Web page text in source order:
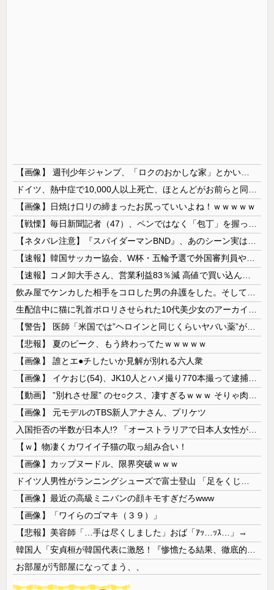
【画像】日焼け口リの締まったお尻っていいよね！ｗｗｗｗｗ
【悲報】 夏のピーク、もう終わってたｗｗｗｗｗ
【画像】 誰とエ●チしたいか見解が別れる六人衆
【画像】 元モデルのTBS新人アナさん、プリケツ
【ｗ】物凄くカワイイ子猫の取っ組み合い！
【画像】カップヌードル、限界突破ｗｗｗ
【画像】最近の高級ミニバンの顔キモすぎだろwww
【画像】「ワイらのゴマキ（３９）」
【悲報】美容師「…手は尽くしました」おば「ｱｯ…ｯｽ…」→
お部屋が汚部屋になってまう、、